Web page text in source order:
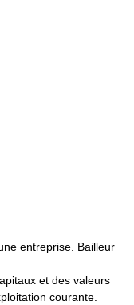
entreprise. Bailleur
et des valeurs
courante.